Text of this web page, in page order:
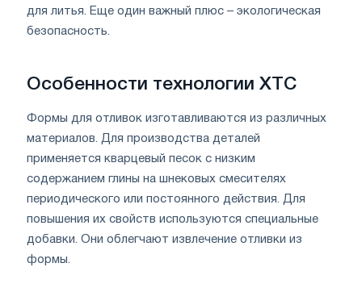
для литья. Еще один важный плюс – экологическая
безопасность.
Особенности технологии ХТС
Формы для отливок изготавливаются из различных
материалов. Для производства деталей
применяется кварцевый песок с низким
содержанием глины на шнековых смесителях
периодического или постоянного действия. Для
повышения их свойств используются специальные
добавки. Они облегчают извлечение отливки из
формы.